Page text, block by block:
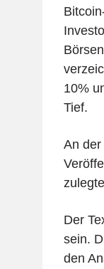
10%
Tief.
An
Der
sein.
den